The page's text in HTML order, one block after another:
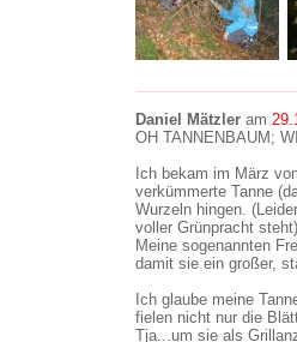
Daniel Mätzler am
OH TANNENBAUM;
Ich bekam im März
verkümmerte Tanne
Wurzeln hingen.
voller Grünpracht steht)
Meine sogenannten
damit sie ein großer,
Ich glaube meine
fielen nicht nur die
Tja...um sie als